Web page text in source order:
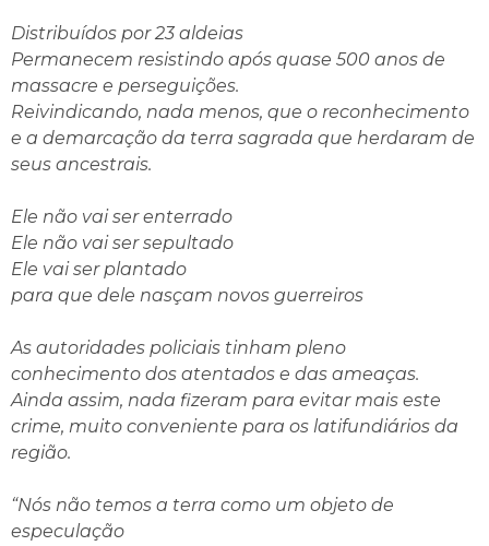
Distribuídos por 23 aldeias
Permanecem resistindo após quase 500 anos de
massacre e perseguições.
Reivindicando, nada menos, que o reconhecimento
e a demarcação da terra sagrada que herdaram de
seus ancestrais.
Ele não vai ser enterrado
Ele não vai ser sepultado
Ele vai ser plantado
para que dele nasçam novos guerreiros
As autoridades policiais tinham pleno
conhecimento dos atentados e das ameaças.
Ainda assim, nada fizeram para evitar mais este
crime, muito conveniente para os latifundiários da
região.
“Nós não temos a terra como um objeto de
especulação